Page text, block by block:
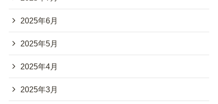
2025年6月
2025年5月
2025年4月
2025年3月